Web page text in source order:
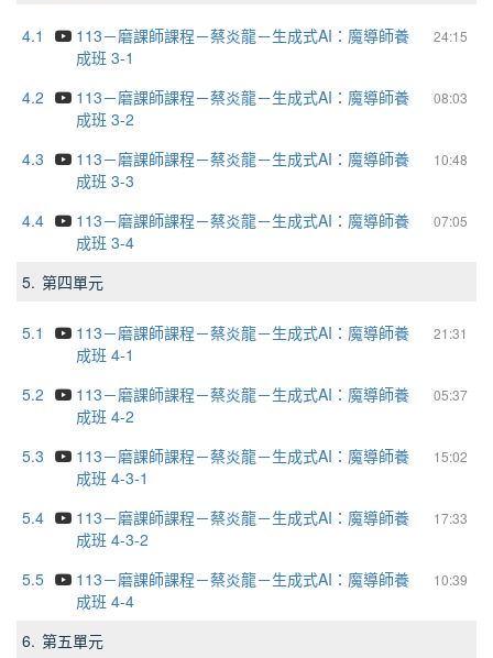
4.1 24:15
113－磨課師課程－蔡炎龍－生成式AI：魔導師養
成班 3-1
4.2
08:03
113－磨課師課程－蔡炎龍－生成式AI：魔導師養
成班 3-2
4.3
10:48
113－磨課師課程－蔡炎龍－生成式AI：魔導師養
成班 3-3
4.4
07:05
113－磨課師課程－蔡炎龍－生成式AI：魔導師養
成班 3-4
5. 第四單元
5.1 21:31
113－磨課師課程－蔡炎龍－生成式AI：魔導師養
成班 4-1
5.2
05:37
113－磨課師課程－蔡炎龍－生成式AI：魔導師養
成班 4-2
5.3
15:02
113－磨課師課程－蔡炎龍－生成式AI：魔導師養
成班 4-3-1
5.4
17:33
113－磨課師課程－蔡炎龍－生成式AI：魔導師養
成班 4-3-2
5.5
10:39
113－磨課師課程－蔡炎龍－生成式AI：魔導師養
成班 4-4
6. 第五單元